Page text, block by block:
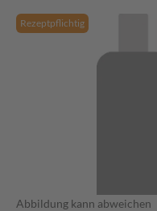
Rezeptpflichtig
Abbildung kann abweichen